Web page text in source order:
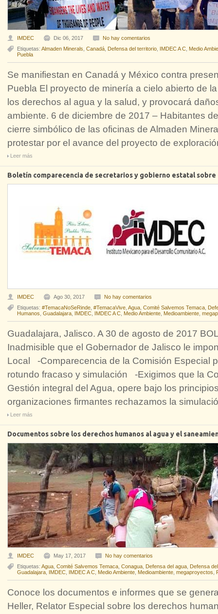
IMDEC Dic 06, 2017
No hay comentarios
Etiquetas: Almaden Minerals Canadá Defensa del territorio IMDEC A C Medio
Puebla
Se manifiestan en Canadá y México contra
Puebla El proyecto de minería a cielo abierto de
los derechos al agua y la salud, y provocará
ambiente. 6 de diciembre de 2017 – Habitantes
cierre simbólico de las oficinas de Almaden
protestar por el avance del proyecto de
Leer más
Boletín comparecencia de secretarios y gobierno estatal sobre
IMDEC Ago 30, 2017
No hay comentarios
Etiquetas: #TemacaNoSeRinde #TemacaVive Agua Comité Salvemos Temaca
Humanos Guadalajara IMDEC IMDEC A C Medio Ambiente Medioambiente
Guadalajara, Jalisco. A 30 de agosto de 2017
Inadmisible que el Gobernador de Jalisco le
Local -Comparecencia de la Comisión Especial
rotundo fracaso y simulación -Exigimos que la
Gestión integral del Agua, opere bajo los
organizaciones firmantes rechazamos la
Leer más
Documentos sobre los derechos humanos al agua y el
IMDEC May 17, 2017
No hay comentarios
Etiquetas: Agua Comité Salvemos Temaca Conagua Defensa del agua Defensa
Guadalajara IMDEC IMDEC A C Medio Ambiente Medioambiente megaproyectos
Conoce los documentos e informes que se
Heller, Relator Especial sobre los derechos